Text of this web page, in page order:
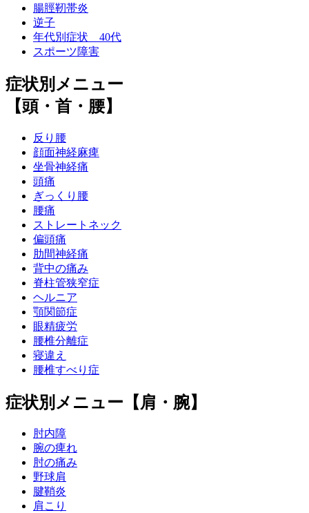
腸脛靭帯炎
逆子
年代別症状 40代
スポーツ障害
症状別メニュー
【頭・首・腰】
反り腰
顔面神経麻痺
坐骨神経痛
頭痛
ぎっくり腰
腰痛
ストレートネック
偏頭痛
肋間神経痛
背中の痛み
脊柱管狭窄症
ヘルニア
顎関節症
眼精疲労
腰椎分離症
寝違え
腰椎すべり症
症状別メニュー【肩・腕】
肘内障
腕の痺れ
肘の痛み
野球肩
腱鞘炎
肩こり